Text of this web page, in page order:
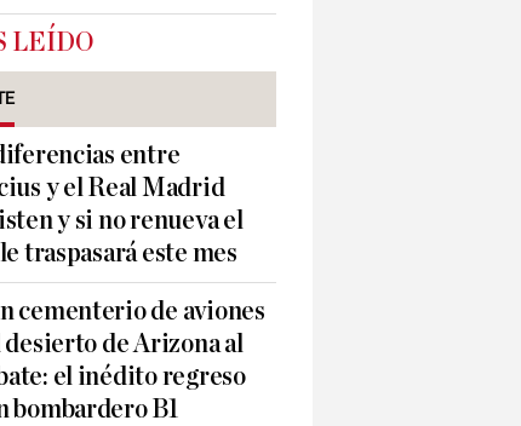
LEÍDO
entre
y el Real Madrid
y si no renueva el
traspasará este mes
cementerio de aviones
desierto de Arizona al
el inédito regreso
bombardero B1